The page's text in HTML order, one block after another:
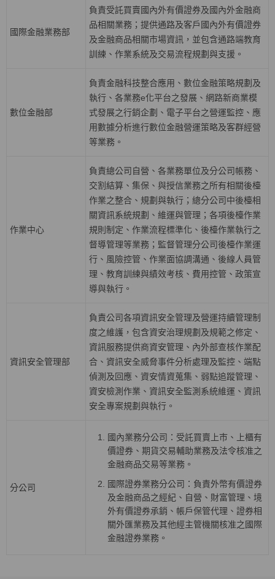
國際金融業務部
負責受託買賣國內外有價證券及國內外金融商
品相關業務；提供通路及客戶國內外有價證券
及金融商品相關市場資訊，並包含通路端教育
訓練、作業系統及交易流程規劃與支援。
數位金融部
負責金融科技整合應用、數位金融策略規劃及
執行、各業務e化平台之發展、網路新商業模
式發展之行銷企劃、電子平台之營運監控、應
用數據分析進行數位金融營運策略及客群經營
等業務。
作業中心
負責總公司自營、各業務單位及分公司帳務、
交割結算、集保、與授信業務之所有相關後檯
作業之整合、規劃與執行；總分公司中後檯相
關資訊系統規劃、維運與管理；各項後檯作業
規則制定、作業流程標準化、後檯作業執行之
督導管理等業務；監督管理分公司後檯作業運
行、風險控管、作業面協調溝通、後線人員管
理、教育訓練與績效考核、費用控管、政策宣
導與執行。
資訊安全管理部
負責公司各項資訊安全管理及營運持續管理制
度之維護，包含資安治理規劃及規範之修定、
資訊服務提供商資安管理、內外部查核作業配
合、資訊安全威脅事件分析處理及監控、端點
偵測及回應、資安情資蒐集、弱點追蹤管理、
資安檢測作業、資訊安全監測系統維運、資訊
安全專案規劃與執行。
分公司
國內業務分公司：受託買賣上巿、上櫃有
價證券、期貨交易輔助業務及法令核准之
金融商品交易等業務。
國際證券業務分公司：負責外幣有價證券
及金融商品之經紀、自營、財富管理、境
外有價證券承銷、帳戶保管代理、證券相
關外匯業務及其他經主管機關核准之國際
金融證券業務。